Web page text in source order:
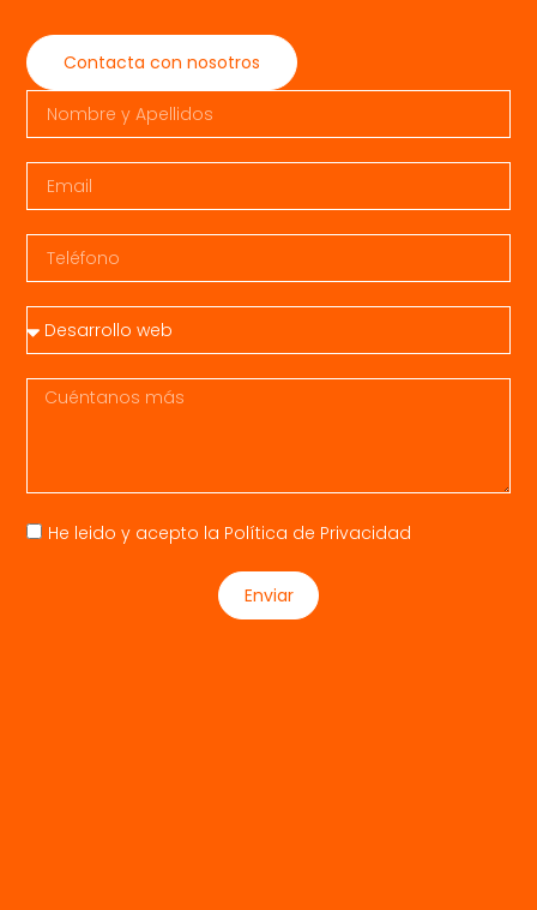
Contacta con nosotros
He leido y acepto la Política de Privacidad
Enviar